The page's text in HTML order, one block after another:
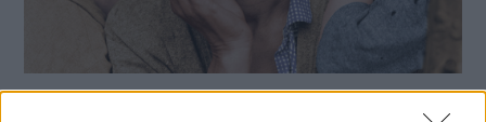
10 utólag színezett ikonikus